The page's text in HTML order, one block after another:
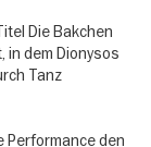
Die Bakchen
in dem Dionysos
Tanz
Performance den